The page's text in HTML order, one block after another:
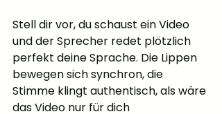
Stell dir vor, du schaust ein Video
und der Sprecher redet plötzlich
perfekt deine Sprache. Die Lippen
bewegen sich synchron, die
Stimme klingt authentisch, als wäre
das Video nur für dich